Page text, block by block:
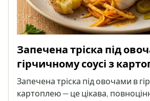
Запечена тріска під
гірчичному соусі з
Запечена тріска під овочами в
картоплею — це цікава,